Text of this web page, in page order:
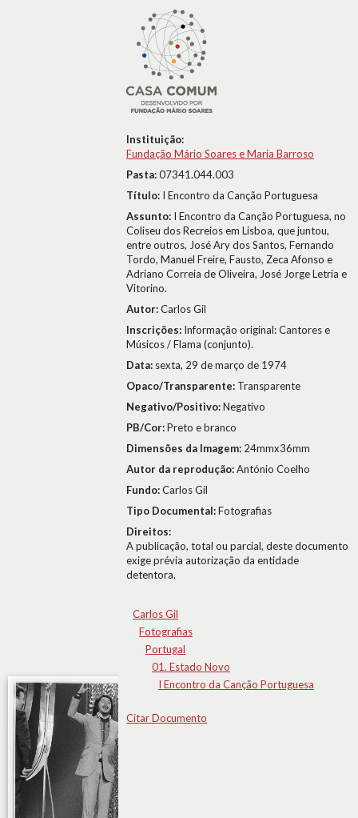
Instituição:
Fundação Mário Soares e Maria Barroso
Pasta:07341.044.003
Título: I Encontro da Canção Portuguesa
Assunto: I Encontro da Canção Portuguesa, no
Coliseu dos Recreios em Lisboa, que juntou,
entre outros, José Ary dos Santos, Fernando
Tordo, Manuel Freire, Fausto, Zeca Afonso e
Adriano Correia de Oliveira, José Jorge Letria e
Vitorino.
Autor:Carlos Gil
Inscrições: Informação original: Cantores e
Músicos / Flama (conjunto).
Data: sexta, 29 de março de 1974
Opaco/Transparente: Transparente
Negativo/Positivo:Negativo
PB/Cor:Preto e branco
Dimensões da Imagem: 24mmx36mm
Autor da reprodução:António Coelho
Fundo:Carlos Gil
Tipo Documental:Fotografias
Direitos:
A publicação, total ou parcial, deste documento
exige prévia autorização da entidade
detentora.
Carlos Gil
Fotografias
Portugal
01. Estado Novo
I Encontro da Canção Portuguesa
Citar Documento